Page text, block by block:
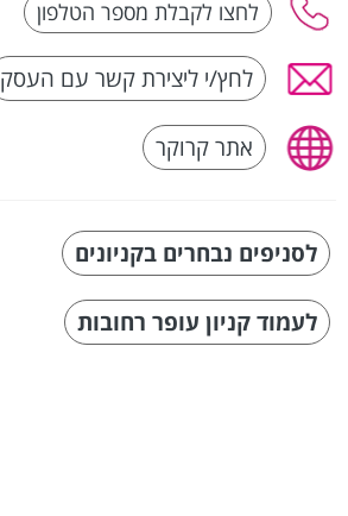
לחץ/י ליצירת קשר עם העסק
אתר קרוקר
לסניפים נבחרים בקניונים
לעמוד קניון עופר רחובות